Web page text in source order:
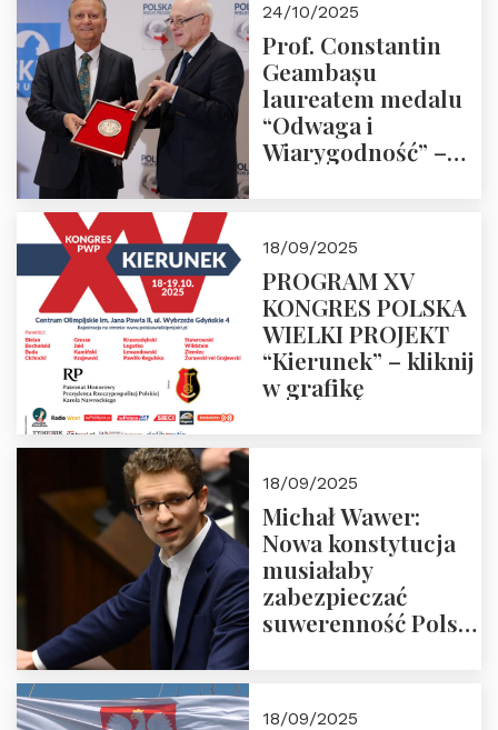
24/10/2025
Prof. Constantin
Geambașu
laureatem medalu
“Odwaga i
Wiarygodność” –
18/09/2025
PROGRAM XV
KONGRES POLSKA
WIELKI PROJEKT
“Kierunek” – kliknij
w grafikę
18/09/2025
Michał Wawer:
Nowa konstytucja
musiałaby
zabezpieczać
suwerenność Polski
18/09/2025